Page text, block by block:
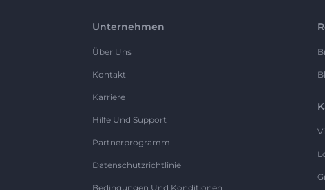
Unternehmen
Über Uns
Kontakt
Karriere
Hilfe Und Support
Partnerprogramm
Datenschutzrichtlinie
Bedingungen Und Konditionen